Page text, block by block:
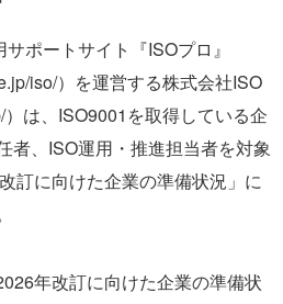
ポートサイト『ISOプロ』
iso/）を運営する株式会社ISO
は、ISO9001を取得している企
者、ISO運用・推進担当者を対象
訂に向けた企業の準備状況」に
年改訂に向けた企業の準備状